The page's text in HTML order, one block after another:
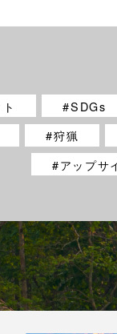
SDGs
狩猟
アップサ